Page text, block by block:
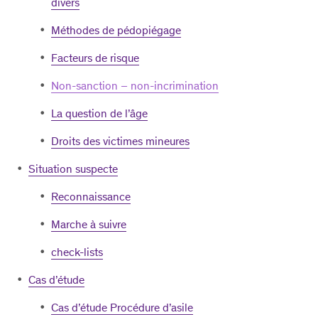
Méthodes de pédopiégage
Facteurs de risque
Non-sanction – non-incrimination
La question de l’âge
Droits des victimes mineures
Situation suspecte
Reconnaissance
Marche à suivre
check-lists
Cas d’étude
Cas d’étude Procédure d’asile